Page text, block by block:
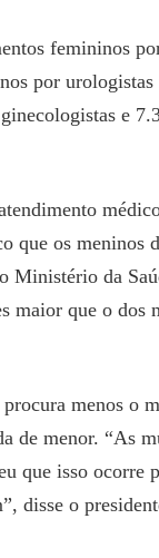
femininos
por
e
que os meninos
da
maior que o dos
menos o
de menor. “As
que isso ocorre
disse o